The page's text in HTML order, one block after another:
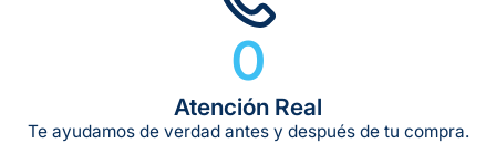
0
Atención Real
Te ayudamos de verdad antes y después de tu compra.